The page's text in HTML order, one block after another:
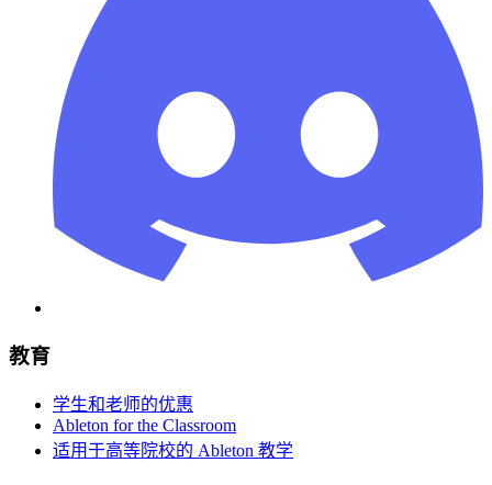
教育
学生和老师的优惠
Ableton for the Classroom
适用于高等院校的 Ableton 教学